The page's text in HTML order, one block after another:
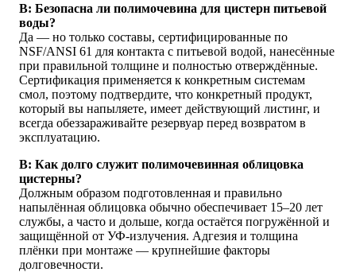
В: Безопасна ли полимочевина для цистерн питьевой
воды?
Да — но только составы, сертифицированные по
NSF/ANSI 61 для контакта с питьевой водой, нанесённые
при правильной толщине и полностью отверждённые.
Сертификация применяется к конкретным системам
смол, поэтому подтвердите, что конкретный продукт,
который вы напыляете, имеет действующий листинг, и
всегда обеззараживайте резервуар перед возвратом в
эксплуатацию.
В: Как долго служит полимочевинная облицовка
цистерны?
Должным образом подготовленная и правильно
напылённая облицовка обычно обеспечивает 15–20 лет
службы, а часто и дольше, когда остаётся погружённой и
защищённой от УФ-излучения. Адгезия и толщина
плёнки при монтаже — крупнейшие факторы
долговечности.